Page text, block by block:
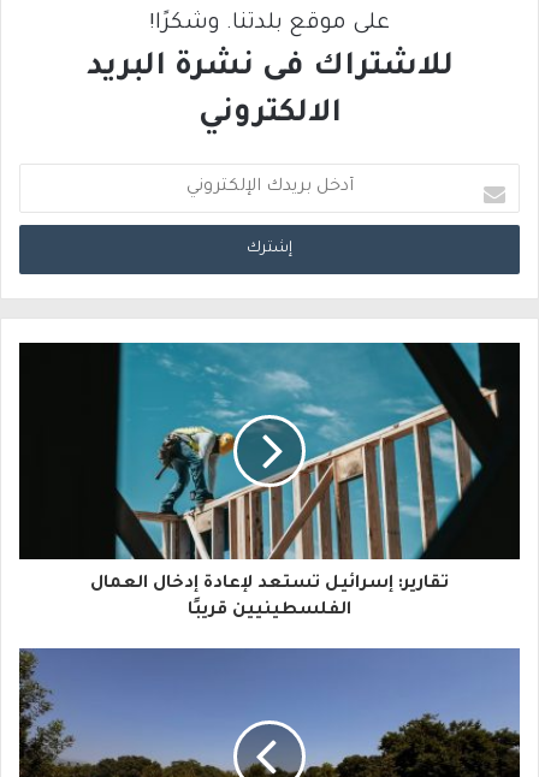
على موقع بلدتنا. وشكرًا!
للاشتراك فى نشرة البريد
الالكتروني
د
خ
ا
إ
ك
تقارير: إسرائيل تستعد لإعادة إدخال العمال
الفلسطينيين قريبًا